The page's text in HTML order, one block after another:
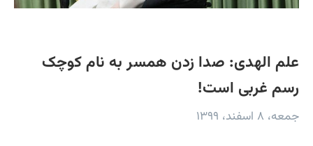
علم الهدی: صدا زدن همسر به نام کوچک
رسم غربی است!
جمعه، ۸ اسفند، ۱۳۹۹